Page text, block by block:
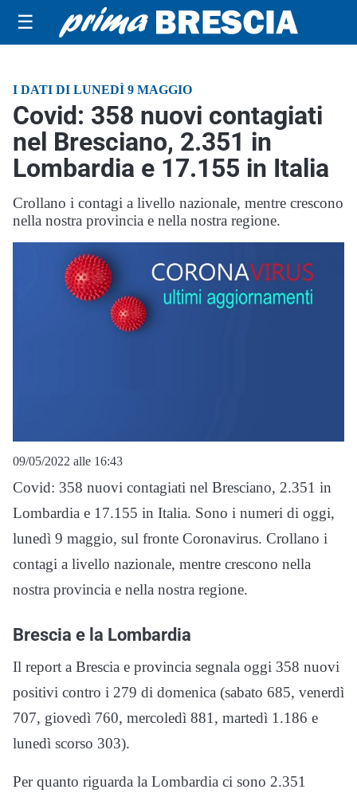
☰
I DATI DI LUNEDÌ 9 MAGGIO
Covid: 358 nuovi contagiati
nel Bresciano, 2.351 in
Lombardia e 17.155 in Italia
Crollano i contagi a livello nazionale, mentre crescono
nella nostra provincia e nella nostra regione.
09/05/2022 alle 16:43
Covid: 358 nuovi contagiati nel Bresciano, 2.351 in
Lombardia e 17.155 in Italia. Sono i numeri di oggi,
lunedì 9 maggio, sul fronte Coronavirus. Crollano i
contagi a livello nazionale, mentre crescono nella
nostra provincia e nella nostra regione.
Brescia e la Lombardia
Il report a Brescia e provincia segnala oggi 358 nuovi
positivi contro i 279 di domenica (sabato 685, venerdì
707, giovedì 760, mercoledì 881, martedì 1.186 e
lunedì scorso 303).
Per quanto riguarda la Lombardia ci sono 2.351